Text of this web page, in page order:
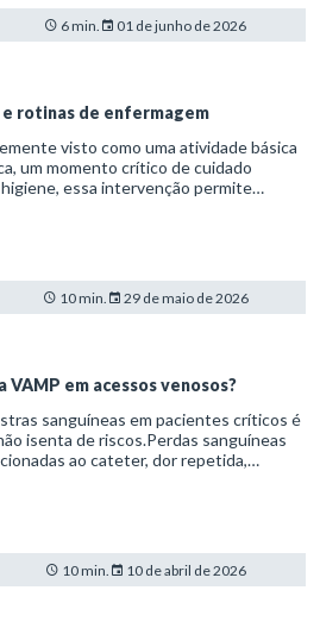
6 min. 01 de junho de 2026
rotinas de enfermagem
visto como uma atividade básica
um momento crítico de cuidado
essa intervenção permite
10 min. 29 de maio de 2026
VAMP em acessos venosos?
sanguíneas em pacientes críticos é
isenta de riscos.Perdas sanguíneas
ao cateter, dor repetida,
10 min. 10 de abril de 2026